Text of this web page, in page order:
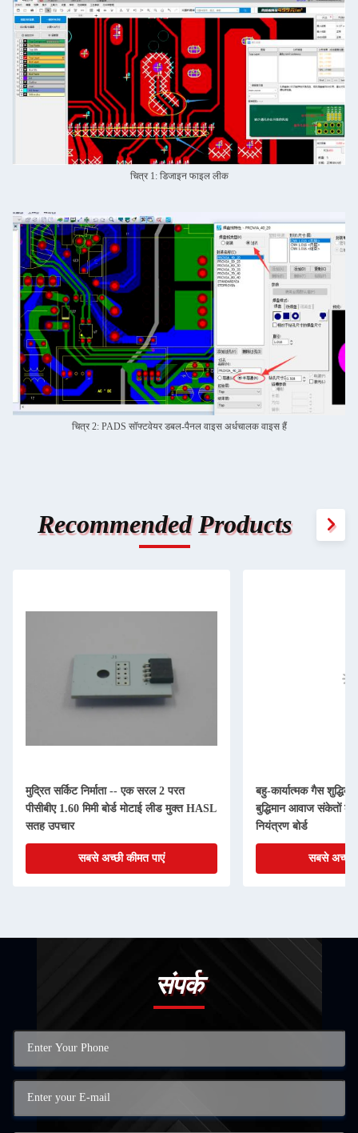
चित्र 1: डिजाइन फाइल लीक
चित्र 2: PADS सॉफ्टवेयर डबल-पैनल वाइस अर्धचालक वाइस हैं
Recommended Products
मुद्रित सर्किट निर्माता -- एक सरल 2 परत
पीसीबीए 1.60 मिमी बोर्ड मोटाई लीड मुक्त HASL
सतह उपचार
सबसे अच्छी कीमत पाएं
बहु-कार्यात्मक गैस
बुद्धिमान आवाज संकेतों के
नियंत्रण बोर्ड
सबसे अच्छी
संपर्क